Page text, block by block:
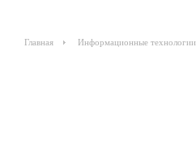
Главная Информационные технологии